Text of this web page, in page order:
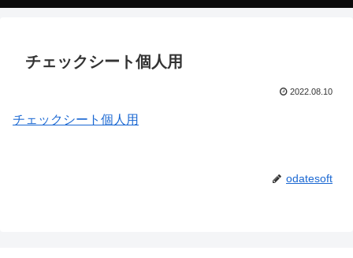
チェックシート個人用
2022.08.10
チェックシート個人用
odatesoft